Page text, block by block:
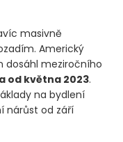
umocňuje
masivně
Americký
meziročního
od května 2023
na bydlení